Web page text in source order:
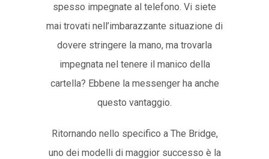
spesso impegnate al telefono. Vi siete
mai trovati nell’imbarazzante situazione di
dovere stringere la mano, ma trovarla
impegnata nel tenere il manico della
cartella? Ebbene la messenger ha anche
questo vantaggio.
Ritornando nello specifico a The Bridge,
uno dei modelli di maggior successo è la